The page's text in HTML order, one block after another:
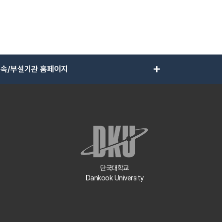
/부설기관 홈페이지 add
단국대학교
Dankook University